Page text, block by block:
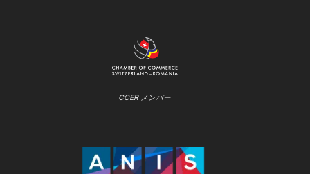
CCER メンバー